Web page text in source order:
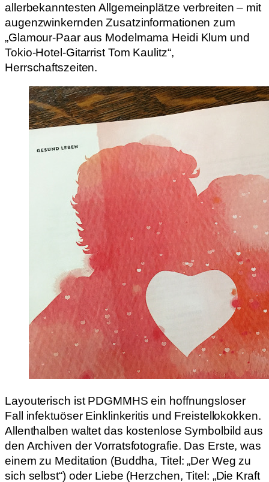
allerbekanntesten Allgemeinplätze verbreiten – mit
augenzwinkernden Zusatzinformationen zum
„Glamour-Paar aus Modelmama Heidi Klum und
Tokio-Hotel-Gitarrist Tom Kaulitz“,
Herrschaftszeiten.
Layouterisch ist PDGMMHS ein hoffnungsloser
Fall infektuöser Einklinkeritis und Freistellokokken.
Allenthalben waltet das kostenlose Symbolbild aus
den Archiven der Vorratsfotografie. Das Erste, was
einem zu Meditation (Buddha, Titel: „Der Weg zu
sich selbst“) oder Liebe (Herzchen, Titel: „Die Kraft